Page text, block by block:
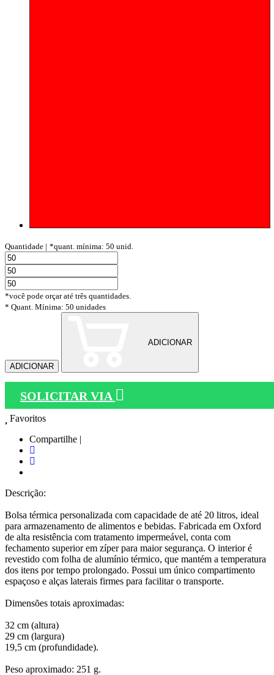
Quantidade | *quant. mínima: 50 unid.
*você pode orçar até três quantidades.
* Quant. Mínima: 50 unidades
ADICIONAR
ADICIONAR
SOLICITAR VIA
Favoritos
Compartilhe |
Descrição:
Bolsa térmica personalizada com capacidade de até 20 litros, ideal
para armazenamento de alimentos e bebidas. Fabricada em Oxford
de alta resistência com tratamento impermeável, conta com
fechamento superior em zíper para maior segurança. O interior é
revestido com folha de alumínio térmico, que mantém a temperatura
dos itens por tempo prolongado. Possui um único compartimento
espaçoso e alças laterais firmes para facilitar o transporte.
Dimensões totais aproximadas:
32 cm (altura)
29 cm (largura)
19,5 cm (profundidade).
Peso aproximado: 251 g.